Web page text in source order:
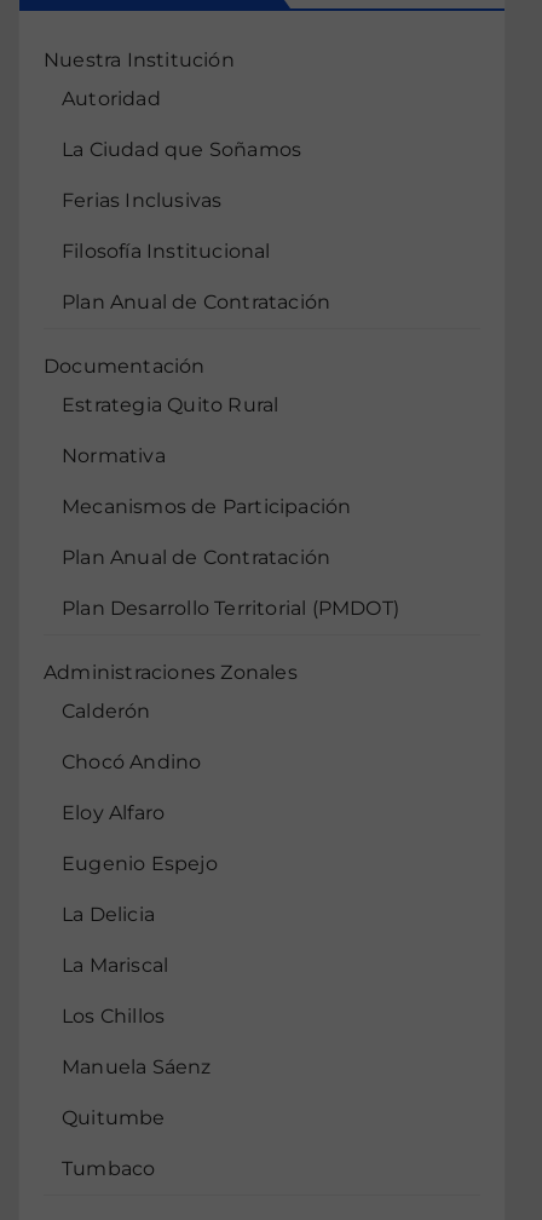
Nuestra Institución
Autoridad
La Ciudad que Soñamos
Ferias Inclusivas
Filosofía Institucional
Plan Anual de Contratación
Documentación
Estrategia Quito Rural
Normativa
Mecanismos de Participación
Plan Anual de Contratación
Plan Desarrollo Territorial (PMDOT)
Administraciones Zonales
Calderón
Chocó Andino
Eloy Alfaro
Eugenio Espejo
La Delicia
La Mariscal
Los Chillos
Manuela Sáenz
Quitumbe
Tumbaco